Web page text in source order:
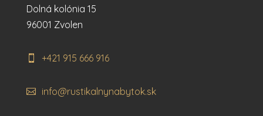
Dolná kolónia 15
96001 Zvolen
+421 915 666 916
info@rustikalnynabytok.sk